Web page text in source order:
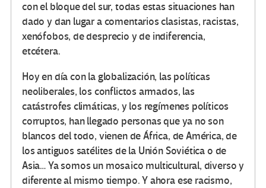
con el bloque del sur, todas estas situaciones han
dado y dan lugar a comentarios clasistas, racistas,
xenófobos, de desprecio y de indiferencia,
etcétera.
Hoy en día con la globalización, las políticas
neoliberales, los conflictos armados, las
catástrofes climáticas, y los regímenes políticos
corruptos, han llegado personas que ya no son
blancos del todo, vienen de África, de América, de
los antiguos satélites de la Unión Soviética o de
Asia… Ya somos un mosaico multicultural, diverso y
diferente al mismo tiempo. Y ahora ese racismo,